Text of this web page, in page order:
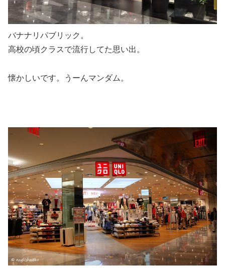
バナナリパブリック。
高校の頃クラスで流行してた思い出。
懐かしいです。うーんマンダム。